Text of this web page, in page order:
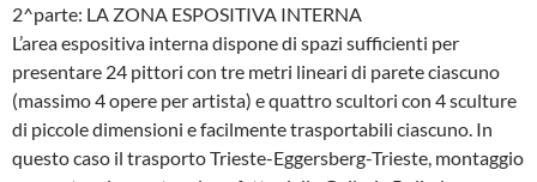
2^parte: LA ZONA ESPOSITIVA INTERNA
L’area espositiva interna dispone di spazi sufficienti per
presentare 24 pittori con tre metri lineari di parete ciascuno
(massimo 4 opere per artista) e quattro scultori con 4 sculture
di piccole dimensioni e facilmente trasportabili ciascuno. In
questo caso il trasporto Trieste-Eggersberg-Trieste, montaggio